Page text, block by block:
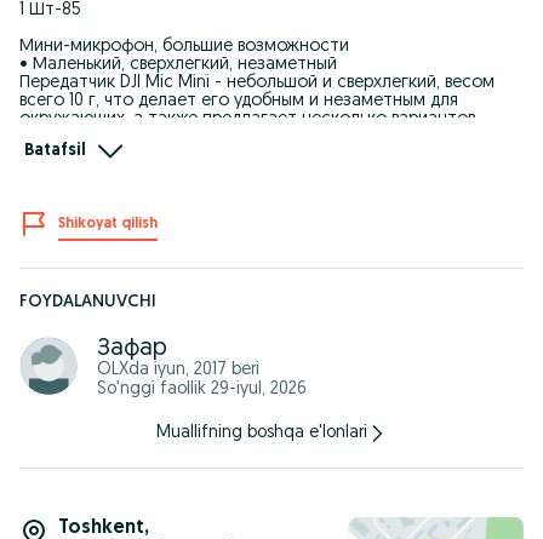
1 Шт-85
Мини-микрофон, большие возможности
• Маленький, сверхлегкий, незаметный
Передатчик DJl Mic Mini - небольшой и сверхлегкий, весом
всего 10 г, что делает его удобным и незаметным для
окружающих, а также предлагает несколько вариантов
ношения, например, магнитное крепление и зажим.
• Высококачественный звук со стабильной передачей
передатчиками.
Высококачественный звук может стабильно передаваться на
расстояние до 400 метров.
У 48-часовая работа с кейсом
работы 11,5 и 10,5 часов соответственно, и достигают в
полностью заряженным футляром.
Идеально подходит для интенсивных сценариев
использования.
V Прямое подключение DJI OsmoAudio™ для превосходного
Передатчик поддерживает прямое Bluetooth-
подключение k Osmo Action 5 Pro, Osmo Action 4 или
Osmo Pocket 3 без приемника, что упрощает ваше
Batafsil
Shikoyat qilish
FOYDALANUVCHI
Зафар
OLXda iyun, 2017 beri
So'nggi faollik 29-iyul, 2026
Muallifning boshqa e'lonlari
Toshkent,